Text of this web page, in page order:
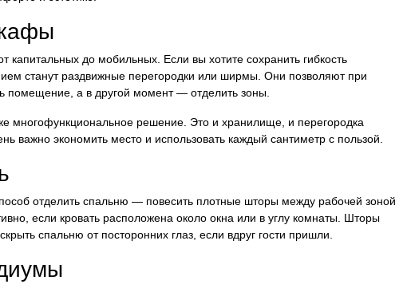
до мобильных. Если вы хотите сохранить гибкость
станут раздвижные перегородки или ширмы. Они позволяют при
помещение, а в другой момент — отделить зоны.
многофункциональное решение. Это и хранилище, и перегородка
важно экономить место и использовать каждый сантиметр с пользой.
отделить спальню — повесить плотные шторы между рабочей зоной
если кровать расположена около окна или в углу комнаты. Шторы
спальню от посторонних глаз, если вдруг гости пришли.